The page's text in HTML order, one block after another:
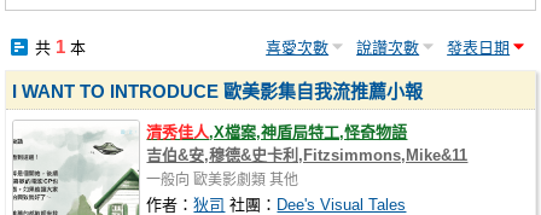
共 1本 喜愛次數 說讚次數 發表日期
I WANT TO INTRODUCE 歐美影集自我流推薦小報
清秀佳人,X檔案,神盾局特工,怪奇物語
吉伯&安,穆德&史卡利,Fitzsimmons,Mike&11
一般向 歐美影劇類 其他
作者：狄司 社團： Dee's Visual Tales